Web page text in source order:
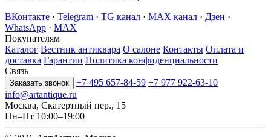
ВКонтакте · Telegram · TG канал · MAX канал · Дзен ·
WhatsApp · MAX
Покупателям
Каталог Вестник антиквара О салоне Контакты Оплата и
доставка Гарантии Политика конфиденциальности
Связь
Заказать звонок +7 495 657-84-59 +7 977 922-63-10
info@artantique.ru
Москва, Скатертный пер., 15
Пн–Пт 10:00–19:00